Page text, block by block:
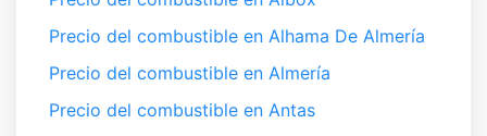
Precio del combustible en Alhama De Almería
Precio del combustible en Almería
Precio del combustible en Antas